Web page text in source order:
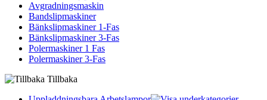
Avgradningsmaskin
Bandslipmaskiner
Bänkslipmaskiner 1-Fas
Bänkslipmaskiner 3-Fas
Polermaskiner 1 Fas
Polermaskiner 3-Fas
Tillbaka